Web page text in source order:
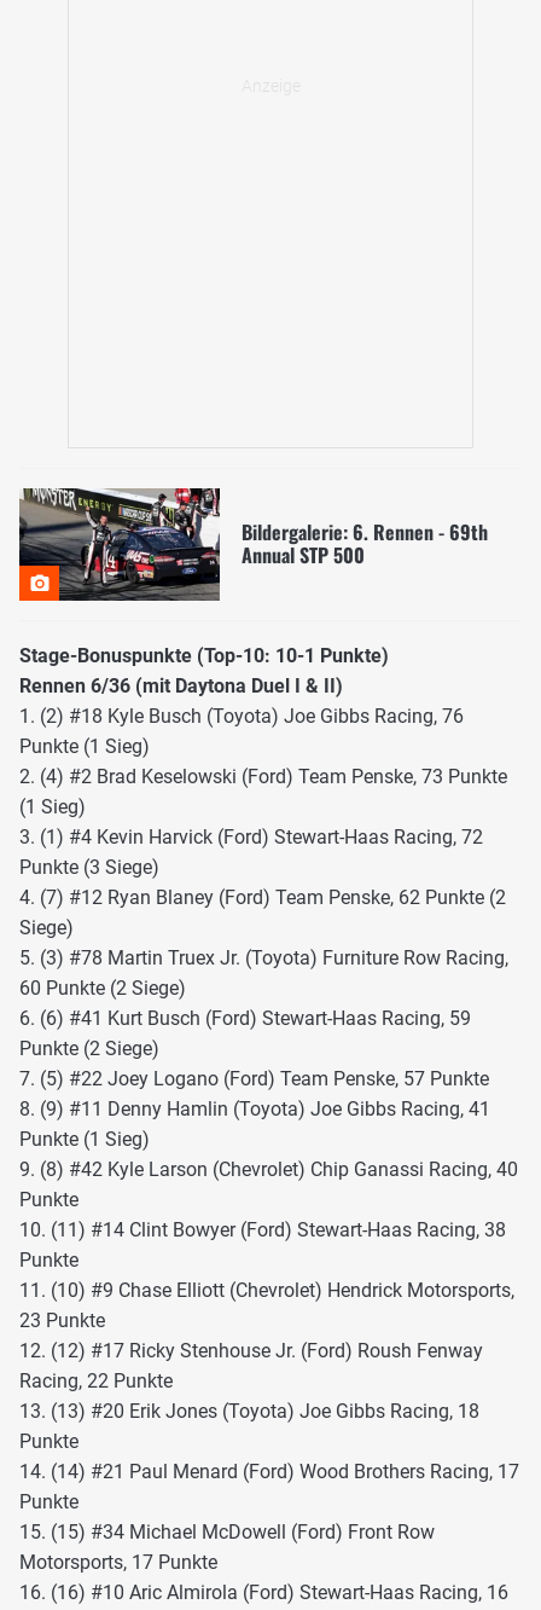
Bildergalerie: 6. Rennen - 69th
Annual STP 500
Stage-Bonuspunkte (Top-10: 10-1 Punkte)
Rennen 6/36 (mit Daytona Duel I & II)
1. (2) #18 Kyle Busch (Toyota) Joe Gibbs Racing, 76
Punkte (1 Sieg)
2. (4) #2 Brad Keselowski (Ford) Team Penske, 73 Punkte
(1 Sieg)
3. (1) #4 Kevin Harvick (Ford) Stewart-Haas Racing, 72
Punkte (3 Siege)
4. (7) #12 Ryan Blaney (Ford) Team Penske, 62 Punkte (2
Siege)
5. (3) #78 Martin Truex Jr. (Toyota) Furniture Row Racing,
60 Punkte (2 Siege)
6. (6) #41 Kurt Busch (Ford) Stewart-Haas Racing, 59
Punkte (2 Siege)
7. (5) #22 Joey Logano (Ford) Team Penske, 57 Punkte
8. (9) #11 Denny Hamlin (Toyota) Joe Gibbs Racing, 41
Punkte (1 Sieg)
9. (8) #42 Kyle Larson (Chevrolet) Chip Ganassi Racing, 40
Punkte
10. (11) #14 Clint Bowyer (Ford) Stewart-Haas Racing, 38
Punkte
11. (10) #9 Chase Elliott (Chevrolet) Hendrick Motorsports,
23 Punkte
12. (12) #17 Ricky Stenhouse Jr. (Ford) Roush Fenway
Racing, 22 Punkte
13. (13) #20 Erik Jones (Toyota) Joe Gibbs Racing, 18
Punkte
14. (14) #21 Paul Menard (Ford) Wood Brothers Racing, 17
Punkte
15. (15) #34 Michael McDowell (Ford) Front Row
Motorsports, 17 Punkte
16. (16) #10 Aric Almirola (Ford) Stewart-Haas Racing, 16